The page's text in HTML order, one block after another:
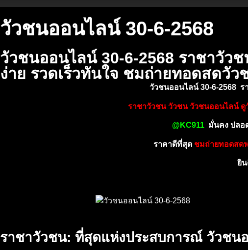
วัวชนออนไลน์ 30-6-2568
วัวชนออนไลน์ 30-6-2568 ราชาวัว
ง่าย รวดเร็วทันใจ ชมถ่ายทอดสดวั
วัวชนออนไลน์ 30-6-2568
ราชาวัวชน วัวชน วัวชนออนไลน์
@KC911 มั่นคง ปลอ
ราคาดีที่สุด ชมถ่ายทอดสด
ยิ
ราชาวัวชน: ที่สุดแห่งประสบการณ์ วัวช